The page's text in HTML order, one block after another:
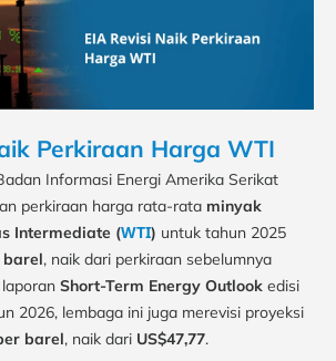
Perkiraan Harga WTI
Informasi Energi Amerika Serikat
perkiraan harga rata-rata minyak
Intermediate (WTI) untuk tahun 2025
barel, naik dari perkiraan sebelumnya
Short-Term Energy Outlook edisi
2026, lembaga ini juga merevisi proyeksi
barel, naik dari US$47,77.